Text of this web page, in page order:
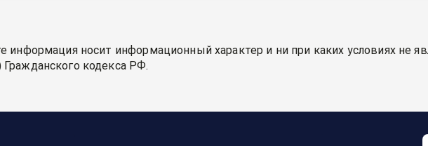
информация носит информационный характер и ни при каких условиях не
кодекса РФ.